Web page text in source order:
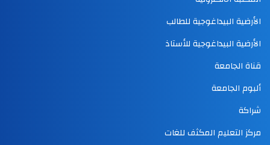
الأرضية البيداغوجية للطالب
الأرضية البيداغوجية للأستاذ
قناة الجامعة
ألبوم الجامعة
شراكة
مركز التعليم المكثف للغات